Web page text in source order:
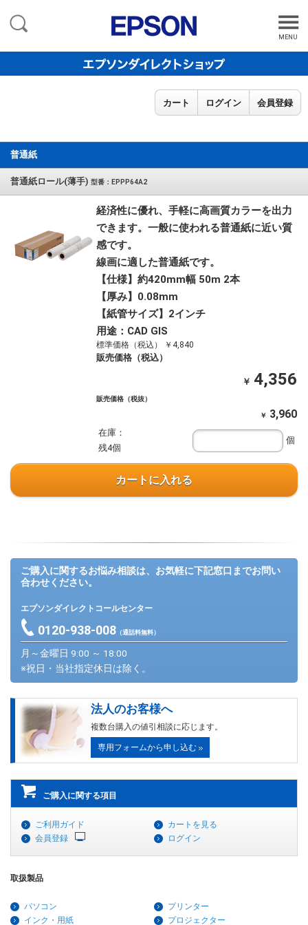
MENU
カート ログイン 会員登録
普通紙
普通紙ロール(薄手) 型番：EPPP64A2
経済性に優れ、手軽に高画質カラーを出力
できます。一般に使われる普通紙に近い質
感です。
線画に適した普通紙です。
【仕様】約420mm幅 50m 2本
【厚み】0.08mm
【紙管サイズ】2インチ
用途：CAD GIS
標準価格（税込） ￥4,840
販売価格（税込）
￥ 4,356
販売価格（税抜）
￥ 3,960
在庫：
残4個
個
カートに入れる
ご購入に関するお悩み相談は、お気軽に下記窓口までお問い
合わせください。
エプソンダイレクトコールセンター
0120-938-008（通話料無料）
月～金曜日 9:00 ～ 18:00
※祝日・当社指定休日は除く。
法人のお客様へ
複数台購入の値引相談に応じます。
専用フォームから申し込む
ご購入に関する項目
ご利用ガイド
カートを見る
会員登録
ログイン
取扱製品
パソコン
プリンター
インク・用紙
プロジェクター